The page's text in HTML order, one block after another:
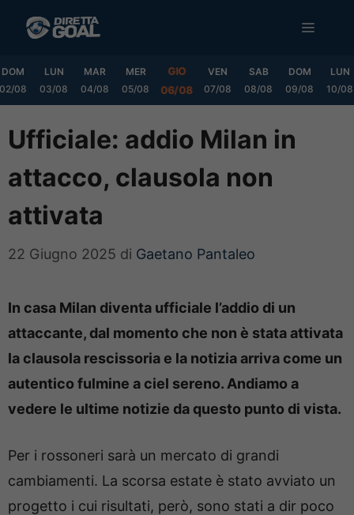
MENU
DOM
02/08
LUN
03/08
MAR
04/08
MER
05/08
GIO
06/08
VEN
07/08
SAB
08/08
DOM
09/08
LUN
10/08
Ufficiale: addio Milan in
attacco, clausola non
attivata
22 Giugno 2025 di Gaetano Pantaleo
In casa Milan diventa ufficiale l’addio di un
attaccante, dal momento che non è stata attivata
la clausola rescissoria e la notizia arriva come un
autentico fulmine a ciel sereno. Andiamo a
vedere le ultime notizie da questo punto di vista.
Per i rossoneri sarà un mercato di grandi
cambiamenti. La scorsa estate è stato avviato un
progetto i cui risultati, però, sono stati a dir poco